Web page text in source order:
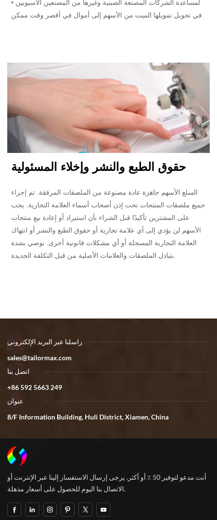
• لمساعدة الشركات المصنعة الصينية وغيرها من المصنعين الآسيويين
حقوق الطبع والنشر وإخلاء المسئولية
السلع الأسهم جاهزة عادة مصنوعة من الملصقات المرفقة. تم إجراء
جميع ملصقات المنتجات تحت إذن أصحاب أسماء العلامة التجارية. يجب
على المشترين تأكيدًا قبل الشراء بأن استيراد أو إعادة بيع منتجات
الأسهم لن يؤدي إلى أي علامة تجارية أو حقوق الطبع والنشر أو انتهاك
العلامة التجارية المسجلة أو أي مشكلات قانونية أخرى. نوصي بشدة
بتبادل الملصقات والعلامات الأصلية من قبل التكلفة الجديدة.
راسلنا عبر البريد الإلكتروني
sales@tailormax.com
اتصل بنا
+86 592 5663 249
عنوان
8/F Information Building, Huli District, Xiamen, China
أنت مدعو لتوفير 50 ٪ أو أكثر. يرجى إرسال الاستفسار إلينا عبر الإنترنت أو
الاتصال بنا اليوم للحصول على أسعار مذهلة.